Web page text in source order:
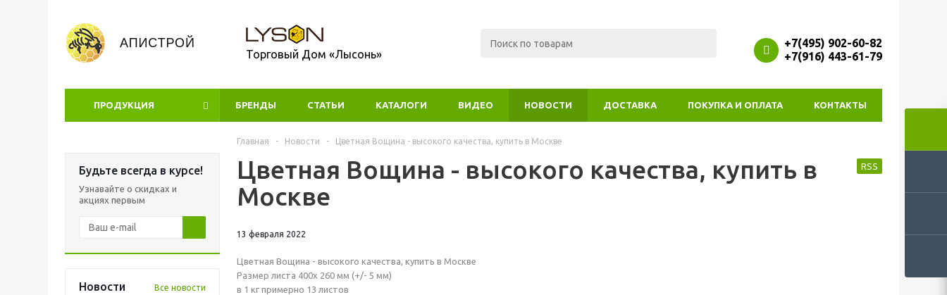
Торговый Дом «Лысонь»
+7(495) 902-60-82
+7(916) 443-61-79
ПРОДУКЦИЯ УЦЕНКА
БРЕНДЫ СТАТЬИ КАТАЛОГИ ВИДЕО НОВОСТИ ДОСТАВКА ПОКУПКА И ОПЛАТА КОНТАКТЫ
Будьте всегда в курсе!
Узнавайте о скидках и
акциях первым
Новости Все новости
Главная - Новости - Цветная Вощина - высокого качества, купить в Москве
Цветная Вощина - высокого качества, купить в
Москве
RSS
13 февраля 2022
Цветная Вощина - высокого качества, купить в Москве
Размер листа 400х 260 мм (+/- 5 мм)
в 1 кг примерно 13 листов